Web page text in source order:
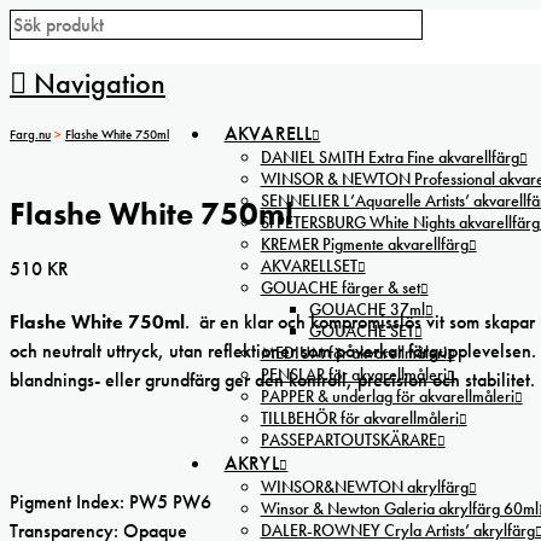
Navigation
AKVARELL
DANIEL SMITH Extra Fine akvarellfärg
WINSOR & NEWTON Professional
SENNELIER L’Aquarelle Artists’
St PETERSBURG White Nights akvarellfärg
KREMER Pigmente akvarellfärg
AKVARELLSET
GOUACHE färger & set
GOUACHE 37ml
GOUACHE SET
MEDIUM för akvarellmåleri
PENSLAR för akvarellmåleri
PAPPER & underlag för akvarellmåleri
TILLBEHÖR för akvarellmåleri
PASSEPARTOUTSKÄRARE
AKRYL
WINSOR&NEWTON akrylfärg
Winsor & Newton Galeria akrylfärg 60ml
DALER-ROWNEY Cryla Artists’ akrylfärg
Farg.nu > Flashe White 750ml
Flashe White 750ml
510 KR
Flashe White 750ml. är en klar och kompromisslös vit som
och neutralt uttryck, utan reflektioner som påverkar
blandnings- eller grundfärg ger den kontroll, precision och
Pigment Index: PW5 PW6
Transparency: Opaque